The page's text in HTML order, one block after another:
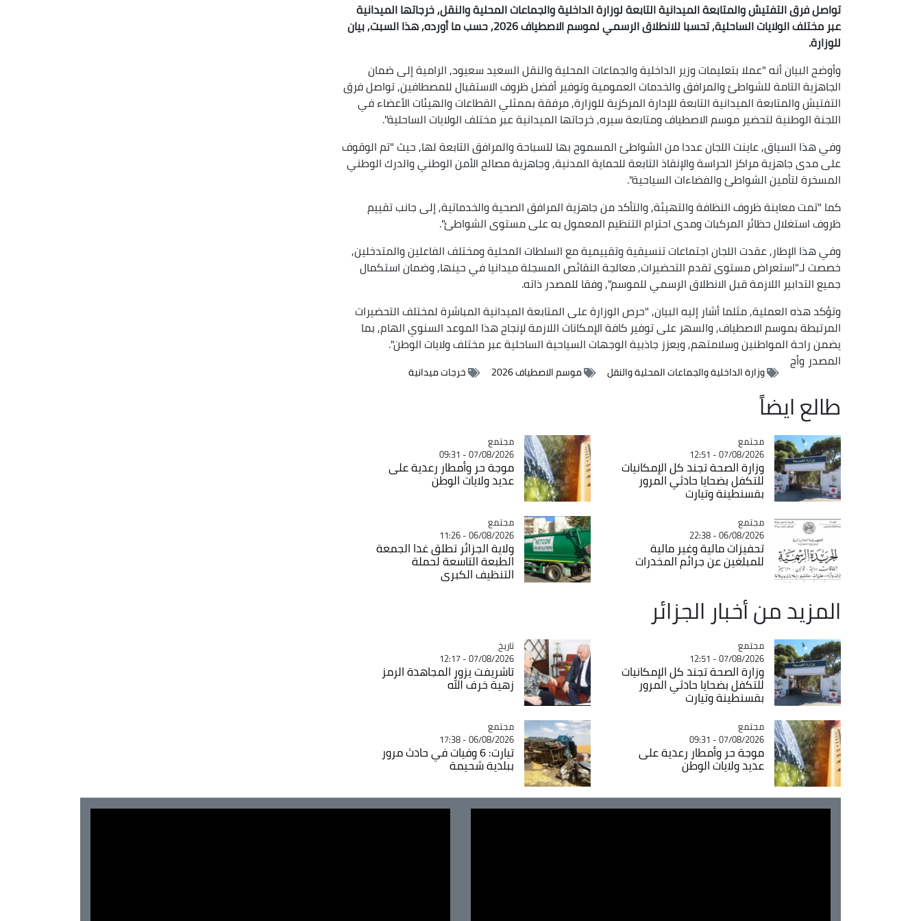
تواصل فرق التفتيش والمتابعة الميدانية التابعة لوزارة الداخلية والجماعات المحلية والنقل, خرجاتها الميدانية
عبر مختلف الولايات الساحلية, تحسبا للانطلاق الرسمي لموسم الاصطياف 2026, حسب ما أورده, هذا السبت, بيان
للوزارة.
وأوضح البيان أنه "عملا بتعليمات وزير الداخلية والجماعات المحلية والنقل السعيد سعيود, الرامية إلى ضمان
الجاهزية التامة للشواطئ والمرافق والخدمات العمومية وتوفير أفضل ظروف الاستقبال للمصطافين, تواصل فرق
التفتيش والمتابعة الميدانية التابعة للإدارة المركزية للوزارة, مرفقة بممثلي القطاعات والهيئات الأعضاء في
اللجنة الوطنية لتحضير موسم الاصطياف ومتابعة سيره, خرجاتها الميدانية عبر مختلف الولايات الساحلية".
وفي هذا السياق, عاينت اللجان عددا من الشواطئ المسموح بها للسباحة والمرافق التابعة لها, حيث "تم الوقوف
على مدى جاهزية مراكز الحراسة والإنقاذ التابعة للحماية المدنية, وجاهزية مصالح الأمن الوطني والدرك الوطني
المسخرة لتأمين الشواطئ والفضاءات السياحية".
كما "تمت معاينة ظروف النظافة والتهيئة, والتأكد من جاهزية المرافق الصحية والخدماتية, إلى جانب تقييم
ظروف استغلال حظائر المركبات ومدى احترام التنظيم المعمول به على مستوى الشواطئ".
وفي هذا الإطار, عقدت اللجان اجتماعات تنسيقية وتقييمية مع السلطات المحلية ومختلف الفاعلين والمتدخلين,
خصصت لـ"استعراض مستوى تقدم التحضيرات, معالجة النقائص المسجلة ميدانيا في حينها, وضمان استكمال
جميع التدابير اللازمة قبل الانطلاق الرسمي للموسم", وفقا للمصدر ذاته.
وتؤكد هذه العملية, مثلما أشار إليه البيان, "حرص الوزارة على المتابعة الميدانية المباشرة لمختلف التحضيرات
المرتبطة بموسم الاصطياف, والسهر على توفير كافة الإمكانات اللازمة لإنجاح هذا الموعد السنوي الهام, بما
يضمن راحة المواطنين وسلامتهم, ويعزز جاذبية الوجهات السياحية الساحلية عبر مختلف ولايات الوطن".
المصدر وأج
وزارة الداخلية والجماعات المحلية والنقل موسم الاصطياف 2026 خرجات ميدانية
طالع ايضاً
Catégorie
مجتمع
07/08/2026 - 12:51
وزارة الصحة تجند كل الإمكانيات
للتكفل بضحايا حادثي المرور
بقسنطينة وتيارت
Catégorie
مجتمع
07/08/2026 - 09:31
موجة حر وأمطار رعدية على
عديد ولايات الوطن
Catégorie
مجتمع
06/08/2026 - 22:38
تحفيزات مالية وغير مالية
للمبلغين عن جرائم المخدرات
Catégorie
مجتمع
06/08/2026 - 11:26
ولاية الجزائر تطلق غدا الجمعة
الطبعة التاسعة لحملة
التنظيف الكبرى
المزيد من أخبار الجزائر
Catégorie
مجتمع
07/08/2026 - 12:51
وزارة الصحة تجند كل الإمكانيات
للتكفل بضحايا حادثي المرور
بقسنطينة وتيارت
Catégorie
تاريخ
07/08/2026 - 12:17
تاشريفت يزور المجاهدة الرمز
زهية خرف الله
Catégorie
مجتمع
07/08/2026 - 09:31
موجة حر وأمطار رعدية على
عديد ولايات الوطن
Catégorie
مجتمع
06/08/2026 - 17:38
تيارت: 6 وفيات في حادث مرور
ببلدية شحيمة